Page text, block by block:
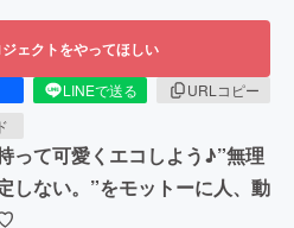
ェクトをやってほしい
LINEで送る
URLコピー
って可愛くエコしよう♪”無理
しない。”をモットーに人、動